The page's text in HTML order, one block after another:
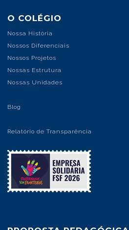
O COLÉGIO
Nossa História
Nossos Diferenciais
Nossos Projetos
Nossas Estrutura
Nossas Unidades
Blog
Relatório de Transparência